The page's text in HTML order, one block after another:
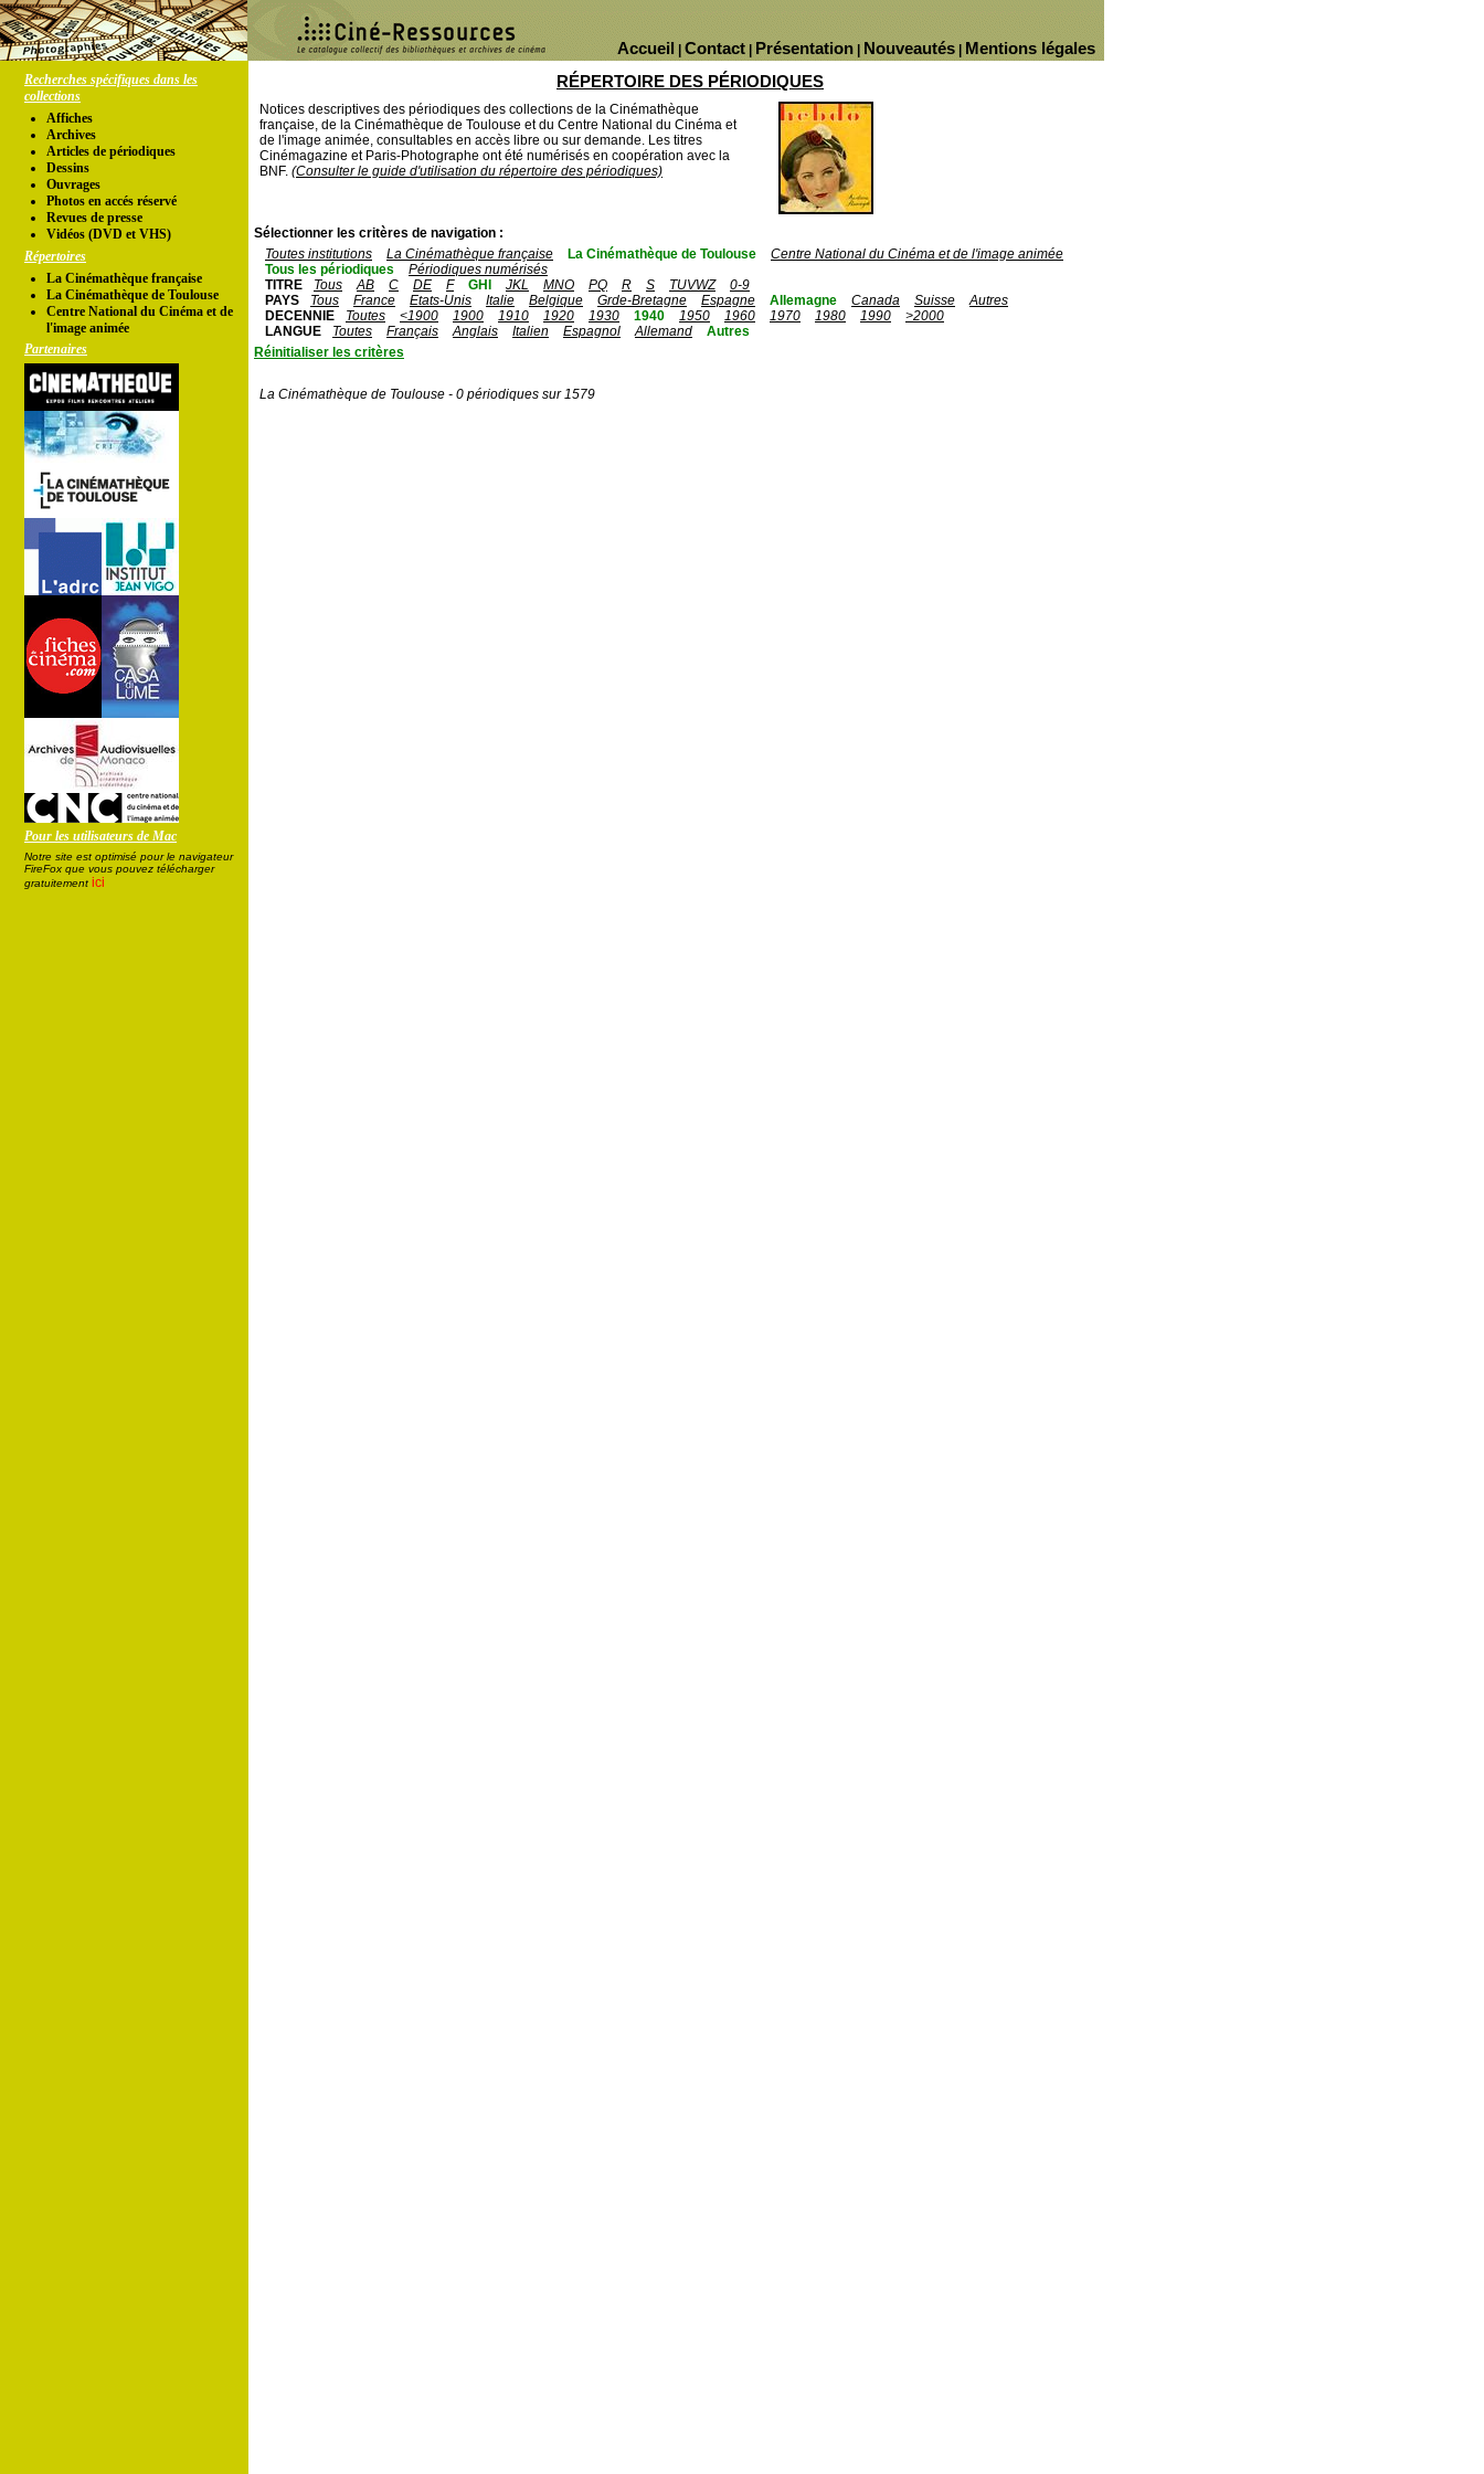
Mentions légales
Nouveautés
Présentation
Contact
Accueil
Recherches spécifiques dans les
collections
Affiches
Archives
Articles de périodiques
Dessins
Ouvrages
Photos en accés réservé
Revues de presse
Vidéos (DVD et VHS)
Répertoires
La Cinémathèque française
La Cinémathèque de Toulouse
Centre National du Cinéma et de
l'image animée
Partenaires
Pour les utilisateurs de Mac
Notre site est optimisé pour le navigateur
FireFox que vous pouvez télécharger
gratuitement ici
RÉPERTOIRE DES PÉRIODIQUES
Notices descriptives des périodiques des collections de la Cinémathèque
française, de la Cinémathèque de Toulouse et du Centre National du Cinéma et
de l'image animée, consultables en accès libre ou sur demande. Les titres
Cinémagazine et Paris-Photographe ont été numérisés en coopération avec la
BNF. (Consulter le guide d'utilisation du répertoire des périodiques)
Sélectionner les critères de navigation :
Toutes institutions
La Cinémathèque française La Cinémathèque de Toulouse
Centre National du Cinéma et de l'image animée
Tous les périodiques
Périodiques numérisés
TITRE
Tous AB C DE F GHI JKL MNO PQ R S TUVWZ
0-9
PAYS
Tous France Etats-Unis Italie Belgique Grde-Bretagne Espagne Allemagne Canada Suisse
Autres
DECENNIE
Toutes <1900 1900 1910 1920 1930 1940 1950 1960 1970 1980 1990
>2000
LANGUE
Toutes Français Anglais Italien Espagnol Allemand
Autres
Réinitialiser les critères
La Cinémathèque de Toulouse - 0 périodiques sur 1579